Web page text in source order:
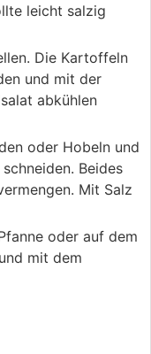
leicht salzig
Die Kartoffeln
und mit der
abkühlen
oder Hobeln und
Beides
Mit Salz
oder auf dem
mit dem